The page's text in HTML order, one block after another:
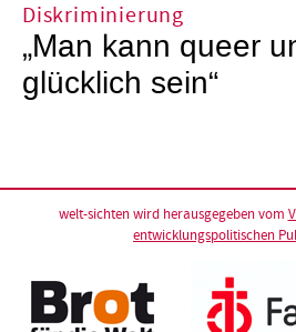
Diskriminierung
„Man kann queer
glücklich sein“
welt-sichten wird herausgegeben vom
entwicklungspolitischen